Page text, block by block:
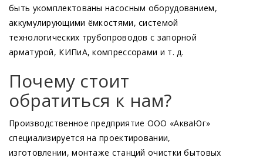
быть укомплектованы насосным оборудованием,
аккумулирующими ёмкостями, системой
технологических трубопроводов с запорной
арматурой, КИПиА, компрессорами и т. д.
Почему стоит
обратиться к нам?
Производственное предприятие ООО «АкваЮг»
специализируется на проектировании,
изготовлении, монтаже станций очистки бытовых